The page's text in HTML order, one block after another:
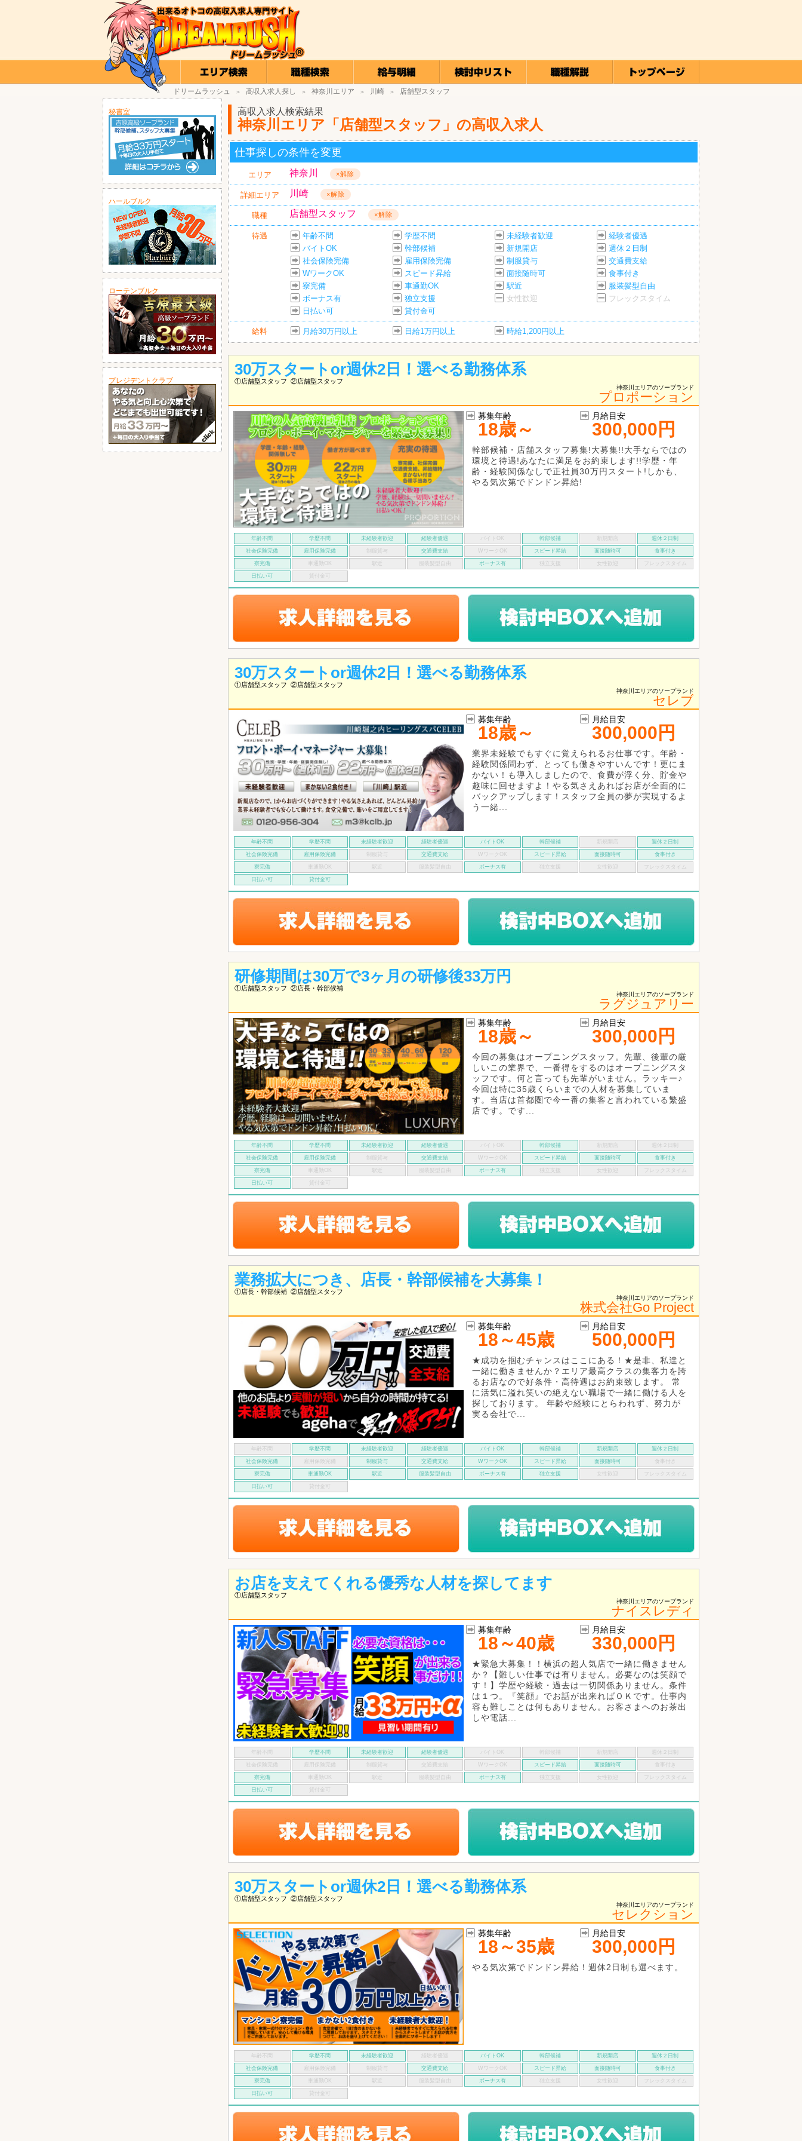
ドリームラッシュ ＞ 高収入求人探し ＞ 神奈川エリア ＞ 川崎 ＞ 店舗型スタッフ
秘書室
ハールブルク
ローテンブルク
プレジデントクラブ
高収入求人検索結果
神奈川エリア「店舗型スタッフ」の高収入求人
仕事探しの条件を変更
エリア 神奈川 ×解除
詳細エリア 川崎 ×解除
職種 店舗型スタッフ ×解除
待遇 年齢不問 学歴不問 未経験者歓迎
経験者優遇
バイトOK
幹部候補 新規開店
週休２日制
社会保険完備
雇用保険完備 制服貸与
交通費支給
WワークOK
スピード昇給 面接随時可
食事付き
寮完備
車通勤OK 駅近
服装髪型自由
ボーナス有
独立支援 女性歓迎
フレックスタイム
日払い可
貸付金可
給料 月給30万円以上 日給1万円以上 時給1,200円以上
30万スタートor週休2日！選べる勤務体系
①店舗型スタッフ ②店舗型スタッフ
神奈川エリアのソープランド
プロポーション
募集年齢
18歳～
月給目安
300,000円
幹部候補・店舗スタッフ募集!大募集!!大手ならではの
環境と待遇!あなたに満足をお約束します!!学歴・年
齢・経験関係なしで正社員30万円スタート!しかも、
やる気次第でドンドン昇給!
年齢不問 学歴不問 未経験者歓迎 経験者優遇 バイトOK 幹部候補 週休２日制
社会保険完備 雇用保険完備 制服貸与 交通費支給 WワークOK スピード昇給 面接随時可 食事付き
寮完備 車通勤OK 駅近 服装髪型自由 ボーナス有 独立支援 女性歓迎 フレックスタイム
日払い可 貸付金可
30万スタートor週休2日！選べる勤務体系
①店舗型スタッフ ②店舗型スタッフ
神奈川エリアのソープランド
セレブ
募集年齢
18歳～
月給目安
300,000円
業界未経験でもすぐに覚えられるお仕事です。年齢・
経験関係問わず、とっても働きやすいんです！更にま
かない！も導入しましたので、食費が浮く分、貯金や
趣味に回せますよ！やる気さえあればお店が全面的に
バックアップします！スタッフ全員の夢が実現するよ
う一緒...
年齢不問 学歴不問 未経験者歓迎 経験者優遇 バイトOK 幹部候補 週休２日制
社会保険完備 雇用保険完備 制服貸与 交通費支給 WワークOK スピード昇給 面接随時可 食事付き
寮完備 車通勤OK 駅近 服装髪型自由 ボーナス有 独立支援 女性歓迎 フレックスタイム
日払い可 貸付金可
研修期間は30万で3ヶ月の研修後33万円
①店舗型スタッフ ②店長・幹部候補
神奈川エリアのソープランド
ラグジュアリー
募集年齢
18歳～
月給目安
300,000円
今回の募集はオープニングスタッフ。先輩、後輩の厳
しいこの業界で、一番得をするのはオープニングスタ
ッフです。何と言っても先輩がいません。ラッキー♪
今回は特に35歳くらいまでの人材を募集していま
す。当店は首都圏で今一番の集客と言われている繁盛
店です。です...
年齢不問 学歴不問 未経験者歓迎 経験者優遇 バイトOK 幹部候補 週休２日制
社会保険完備 雇用保険完備 制服貸与 交通費支給 WワークOK スピード昇給 面接随時可 食事付き
寮完備 車通勤OK 駅近 服装髪型自由 ボーナス有 独立支援 女性歓迎 フレックスタイム
日払い可 貸付金可
業務拡大につき、店長・幹部候補を大募集！
①店長・幹部候補 ②店舗型スタッフ
神奈川エリアのソープランド
株式会社Go Project
募集年齢
18～45歳
月給目安
500,000円
★成功を掴むチャンスはここにある！★是非、私達と
一緒に働きませんか？エリア最高クラスの集客力を誇
るお店なので好条件・高待遇はお約束致します。 常
に活気に溢れ笑いの絶えない職場で一緒に働ける人を
探しております。 年齢や経験にとらわれず、努力が
実る会社で...
年齢不問 学歴不問 未経験者歓迎 経験者優遇 バイトOK 幹部候補 新規開店 週休２日制
社会保険完備 雇用保険完備 制服貸与 交通費支給 WワークOK スピード昇給 面接随時可 食事付き
寮完備 車通勤OK 駅近 服装髪型自由 ボーナス有 独立支援 女性歓迎 フレックスタイム
日払い可 貸付金可
お店を支えてくれる優秀な人材を探してます
①店舗型スタッフ
神奈川エリアのソープランド
ナイスレディ
募集年齢
18～40歳
月給目安
330,000円
★緊急大募集！！横浜の超人気店で一緒に働きません
か？【難しい仕事では有りません。必要なのは笑顔で
す！】学歴や経験・過去は一切関係ありません。条件
は１つ。『笑顔』でお話が出来ればＯＫです。仕事内
容も難しことは何もありません。お客さまへのお茶出
しや電話...
年齢不問 学歴不問 未経験者歓迎 経験者優遇 バイトOK 幹部候補 週休２日制
社会保険完備 雇用保険完備 制服貸与 交通費支給 WワークOK スピード昇給 面接随時可 食事付き
寮完備 車通勤OK 駅近 服装髪型自由 ボーナス有 独立支援 女性歓迎 フレックスタイム
日払い可 貸付金可
30万スタートor週休2日！選べる勤務体系
①店舗型スタッフ ②店舗型スタッフ
神奈川エリアのソープランド
セレクション
募集年齢
18～35歳
月給目安
300,000円
やる気次第でドンドン昇給！週休2日制も選べます。
年齢不問 学歴不問 未経験者歓迎 経験者優遇 バイトOK 幹部候補 新規開店 週休２日制
社会保険完備 雇用保険完備 制服貸与 交通費支給 WワークOK スピード昇給 面接随時可 食事付き
寮完備 車通勤OK 駅近 服装髪型自由 ボーナス有 独立支援 女性歓迎 フレックスタイム
日払い可 貸付金可